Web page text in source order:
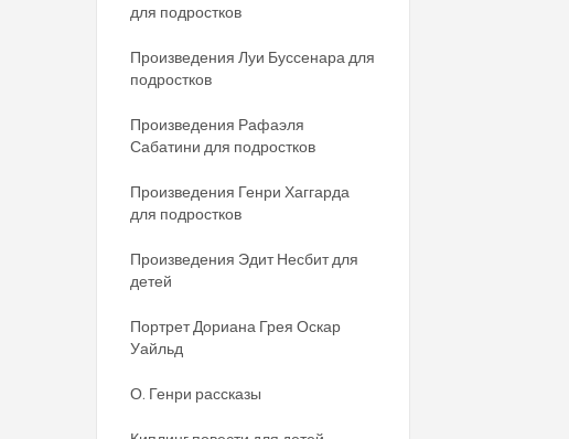
для подростков
Произведения Луи Буссенара для
подростков
Произведения Рафаэля
Сабатини для подростков
Произведения Генри Хаггарда
для подростков
Произведения Эдит Несбит для
детей
Портрет Дориана Грея Оскар
Уайльд
О. Генри рассказы